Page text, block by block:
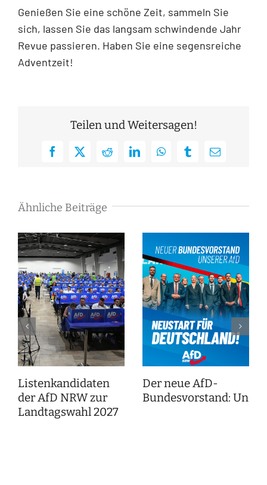
Genießen Sie eine schöne Zeit, sammeln Sie
sich, lassen Sie das langsam schwindende Jahr
Revue passieren. Haben Sie eine segensreiche
Adventzeit!
Teilen und Weitersagen!
Facebook
X RedditLinkedInWhatsAppTumblrE-
Ähnliche Beiträge
Listenkandidaten
der AfD NRW zur
Landtagswahl 2027
Der neue AfD-
Bundesvorstand: